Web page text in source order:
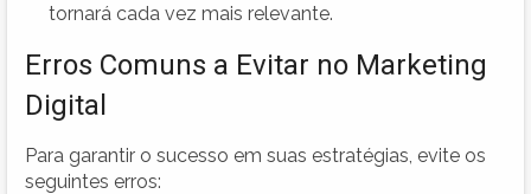
tornará cada vez mais relevante.
Erros Comuns a Evitar no Marketing
Digital
Para garantir o sucesso em suas estratégias, evite os
seguintes erros: